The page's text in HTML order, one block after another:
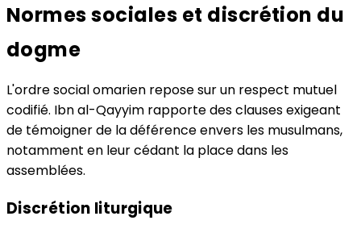
Normes sociales et discrétion du
dogme
L'ordre social omarien repose sur un respect mutuel
codifié. Ibn al-Qayyim rapporte des clauses exigeant
de témoigner de la déférence envers les musulmans,
notamment en leur cédant la place dans les
assemblées.
Discrétion liturgique